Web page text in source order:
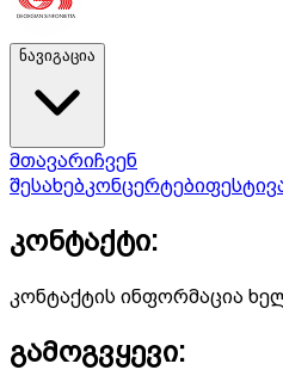
ნავიგაცია
მთავარიჩვენ
შესახებკონცერტები
კონტაქტი:
კონტაქტის ინფორმაცია
გამოგვყევი: